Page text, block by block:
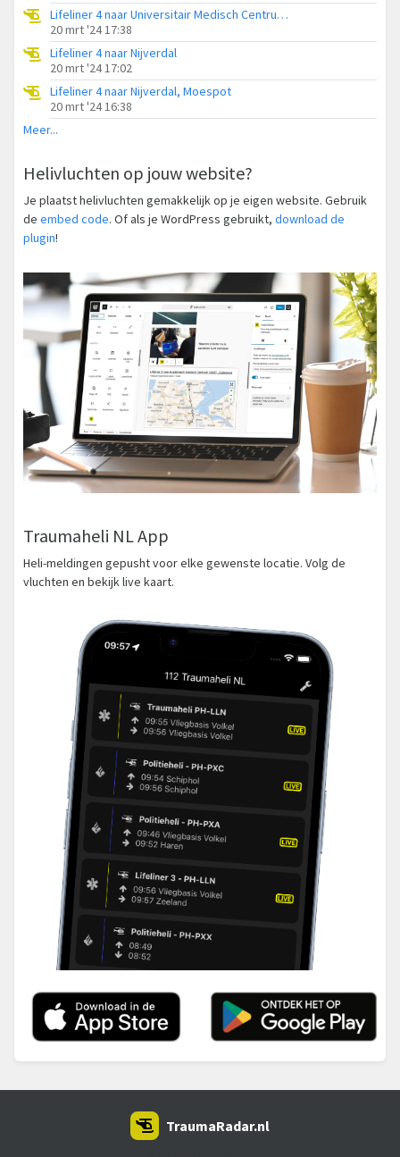
Lifeliner 4 naar Universitair Medisch Centrum Groningen, Hortmeerweg
20 mrt '24 17:38
Lifeliner 4 naar Nijverdal
20 mrt '24 17:02
Lifeliner 4 naar Nijverdal, Moespot
20 mrt '24 16:38
Meer...
Helivluchten op jouw website?
Je plaatst helivluchten gemakkelijk op je eigen website. Gebruik
de embed code. Of als je WordPress gebruikt, download de
plugin!
Traumaheli NL App
Heli-meldingen gepusht voor elke gewenste locatie. Volg de
vluchten en bekijk live kaart.
TraumaRadar.nl